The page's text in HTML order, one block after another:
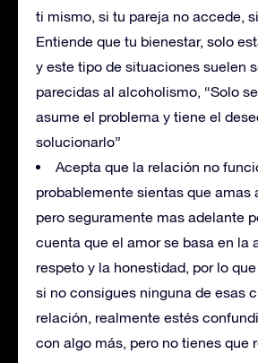
ti mismo, si tu pareja no accede,
Entiende que tu bienestar, solo
y este tipo de situaciones suelen
parecidas al alcoholismo, “Solo
asume el problema y tiene el
solucionarlo”
Acepta que la relación no
probablemente sientas que amas
pero seguramente mas adelante
cuenta que el amor se basa en la
respeto y la honestidad, por lo
si no consigues ninguna de esas
relación, realmente estés
con algo más, pero no tienes que